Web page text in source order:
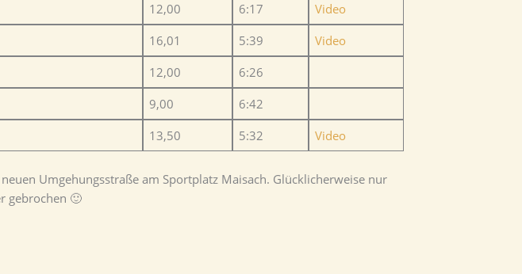
12,00 6:17
Video
16,01 5:39
Video
12,00
6:26
9,00
6:42
13,50 5:32 Video
Umgehungsstraße am Sportplatz Maisach. Glücklicherweise nur
gebrochen 🙂